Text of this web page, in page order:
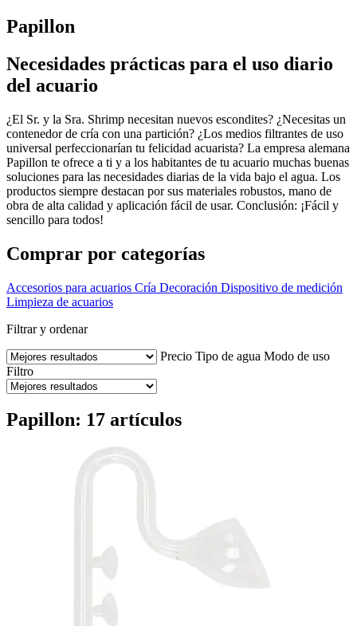
Papillon
Necesidades prácticas para el uso diario
del acuario
¿El Sr. y la Sra. Shrimp necesitan nuevos escondites? ¿Necesitas un
contenedor de cría con una partición? ¿Los medios filtrantes de uso
universal perfeccionarían tu felicidad acuarista? La empresa alemana
Papillon te ofrece a ti y a los habitantes de tu acuario muchas buenas
soluciones para las necesidades diarias de la vida bajo el agua. Los
productos siempre destacan por sus materiales robustos, mano de
obra de alta calidad y aplicación fácil de usar. Conclusión: ¡Fácil y
sencillo para todos!
Comprar por categorías
Accesorios para acuarios Cría Decoración Dispositivo de medición
Limpieza de acuarios
Filtrar y ordenar
Precio Tipo de agua Modo de uso
Filtro
Papillon: 17 artículos